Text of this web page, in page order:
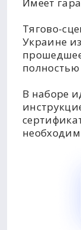
Тягово-
Украине
полностью
В наборе